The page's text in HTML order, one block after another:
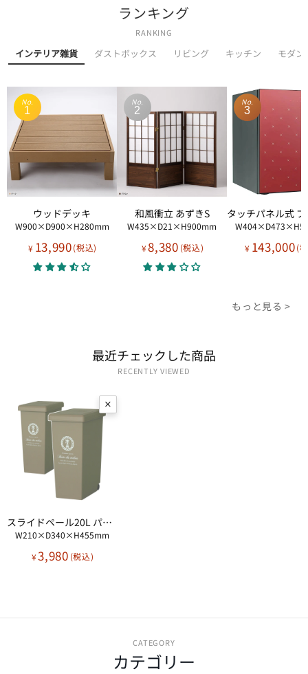
ランキング
RANKING
インテリア雑貨 ダストボックス リビング キッチン モダン
No.
1
ウッドデッキ
W900×D900×H280mm
¥ 13,990
No.
2
和風衝立 あずきS
W435×D21×H900mm
¥8,380
No.
3
¥ 143,000
もっと見る >
最近​チェックした​商品
RECENTLY VIEWED
スライドペール20L パリス柄 2個セット
W210×D340×H455mm
¥3,980
CATEGORY
カテゴリー